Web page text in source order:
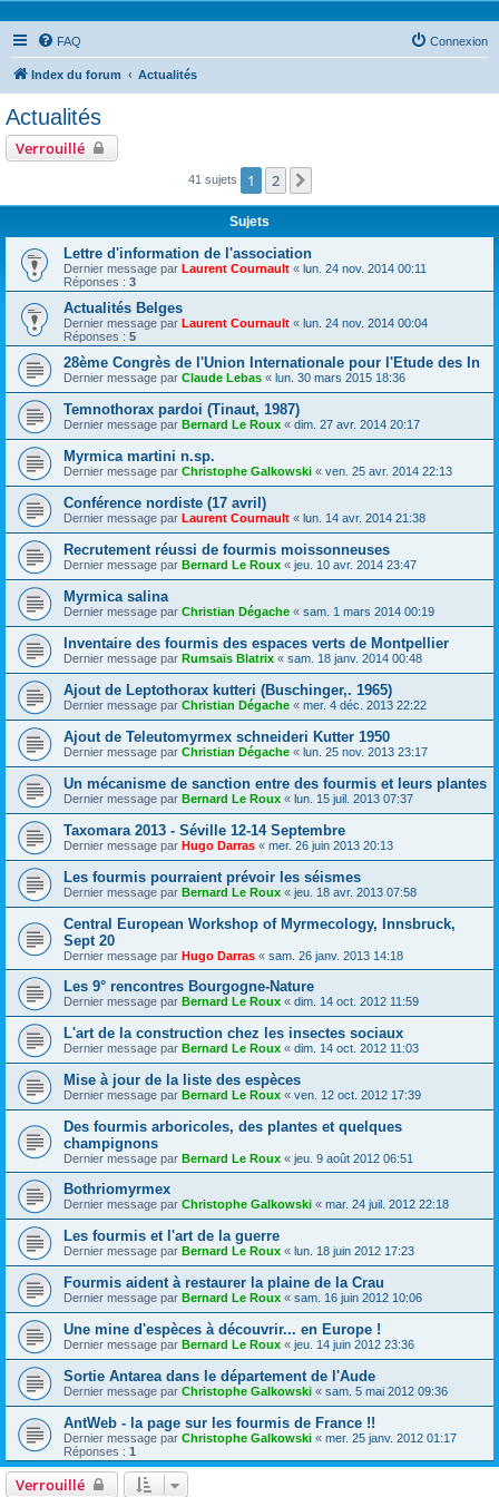
FAQ Connexion
Index du forum Actualités
Actualités
Verrouillé
41 sujets 1 2
Sujets
Lettre d'information de l'association
Dernier message par Laurent Cournault « lun. 24 nov. 2014 00:11
Réponses : 3
Actualités Belges
Dernier message par Laurent Cournault « lun. 24 nov. 2014 00:04
Réponses : 5
28ème Congrès de l'Union Internationale pour l'Etude des In
Dernier message par Claude Lebas « lun. 30 mars 2015 18:36
Temnothorax pardoi (Tinaut, 1987)
Dernier message par Bernard Le Roux « dim. 27 avr. 2014 20:17
Myrmica martini n.sp.
Dernier message par Christophe Galkowski « ven. 25 avr. 2014 22:13
Conférence nordiste (17 avril)
Dernier message par Laurent Cournault « lun. 14 avr. 2014 21:38
Recrutement réussi de fourmis moissonneuses
Dernier message par Bernard Le Roux « jeu. 10 avr. 2014 23:47
Myrmica salina
Dernier message par Christian Dégache « sam. 1 mars 2014 00:19
Inventaire des fourmis des espaces verts de Montpellier
Dernier message par Rumsaïs Blatrix « sam. 18 janv. 2014 00:48
Ajout de Leptothorax kutteri (Buschinger,. 1965)
Dernier message par Christian Dégache « mer. 4 déc. 2013 22:22
Ajout de Teleutomyrmex schneideri Kutter 1950
Dernier message par Christian Dégache « lun. 25 nov. 2013 23:17
Un mécanisme de sanction entre des fourmis et leurs plantes
Dernier message par Bernard Le Roux « lun. 15 juil. 2013 07:37
Taxomara 2013 - Séville 12-14 Septembre
Dernier message par Hugo Darras « mer. 26 juin 2013 20:13
Les fourmis pourraient prévoir les séismes
Dernier message par Bernard Le Roux « jeu. 18 avr. 2013 07:58
Central European Workshop of Myrmecology, Innsbruck,
Sept 20
Dernier message par Hugo Darras « sam. 26 janv. 2013 14:18
Les 9° rencontres Bourgogne-Nature
Dernier message par Bernard Le Roux « dim. 14 oct. 2012 11:59
L'art de la construction chez les insectes sociaux
Dernier message par Bernard Le Roux « dim. 14 oct. 2012 11:03
Mise à jour de la liste des espèces
Dernier message par Bernard Le Roux « ven. 12 oct. 2012 17:39
Des fourmis arboricoles, des plantes et quelques
champignons
Dernier message par Bernard Le Roux « jeu. 9 août 2012 06:51
Bothriomyrmex
Dernier message par Christophe Galkowski « mar. 24 juil. 2012 22:18
Les fourmis et l'art de la guerre
Dernier message par Bernard Le Roux « lun. 18 juin 2012 17:23
Fourmis aident à restaurer la plaine de la Crau
Dernier message par Bernard Le Roux « sam. 16 juin 2012 10:06
Une mine d'espèces à découvrir... en Europe !
Dernier message par Bernard Le Roux « jeu. 14 juin 2012 23:36
Sortie Antarea dans le département de l'Aude
Dernier message par Christophe Galkowski « sam. 5 mai 2012 09:36
AntWeb - la page sur les fourmis de France !!
Dernier message par Christophe Galkowski « mer. 25 janv. 2012 01:17
Réponses : 1
Verrouillé